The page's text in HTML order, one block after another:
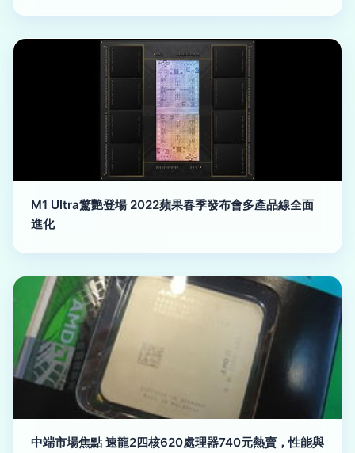
M1 Ultra驚艷登場 2022蘋果春季發布會多產品線全面
進化
中端市場焦點 速龍2四核620處理器740元熱賣，性能與